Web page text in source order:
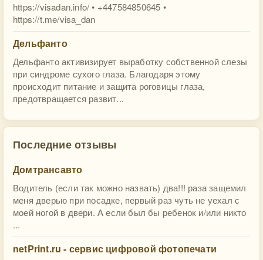
https://visadan.info/ • +447584850645 •
https://t.me/visa_dan
Дельфанто
Дельфанто активизирует выработку собственной слезы
при синдроме сухого глаза. Благодаря этому
происходит питание и защита роговицы глаза,
предотвращается развит...
Последние отзывы
Домтрансавто
Водитель (если так можно назвать) два!!! раза защемил
меня дверью при посадке, первый раз чуть не уехал с
моей ногой в двери. А если был бы ребенок и/или никто
...
netPrint.ru - сервис цифровой фотопечати